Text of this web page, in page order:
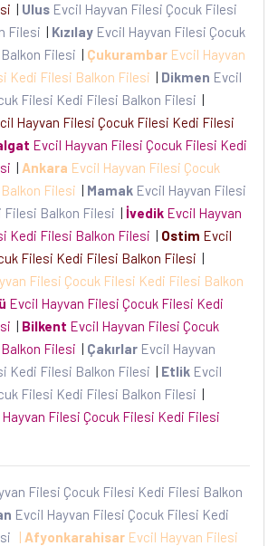
| Ulus Evcil Hayvan Filesi Çocuk Filesi
Filesi | Kızılay Evcil Hayvan Filesi Çocuk
Filesi | Çukurambar Evcil Hayvan
Kedi Filesi Balkon Filesi | Dikmen Evcil
Filesi Kedi Filesi Balkon Filesi |
Hayvan Filesi Çocuk Filesi Kedi Filesi
Evcil Hayvan Filesi Çocuk Filesi Kedi
| Ankara Evcil Hayvan Filesi Çocuk
Filesi | Mamak Evcil Hayvan Filesi
Filesi Balkon Filesi | İvedik Evcil Hayvan
Kedi Filesi Balkon Filesi | Ostim Evcil
Filesi Kedi Filesi Balkon Filesi |
Filesi Çocuk Filesi Kedi Filesi Balkon
Evcil Hayvan Filesi Çocuk Filesi Kedi
| Bilkent Evcil Hayvan Filesi Çocuk
Filesi | Çakırlar Evcil Hayvan
Kedi Filesi Balkon Filesi | Etlik Evcil
Filesi Kedi Filesi Balkon Filesi |
Filesi Çocuk Filesi Kedi Filesi
Filesi Çocuk Filesi Kedi Filesi Balkon
Evcil Hayvan Filesi Çocuk Filesi Kedi
| Afyonkarahisar Evcil Hayvan Filesi